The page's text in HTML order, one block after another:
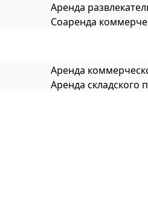
Аренда
Соаренда
Аренда
Аренда складского